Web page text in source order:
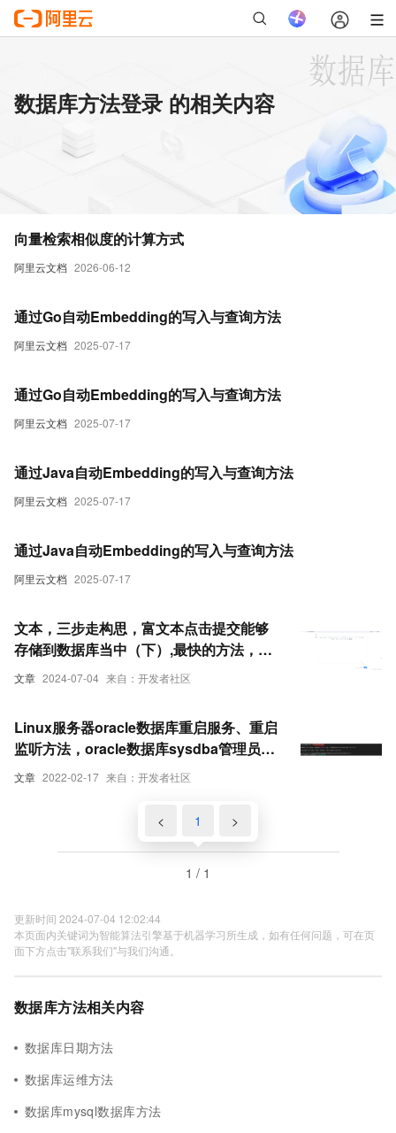
数据库方法登录 的相关内容
阿里云文档 2026-06-12
向量检索相似度的计算方式
阿里云文档 2025-07-17
通过Go自动Embedding的写入与查询方法
阿里云文档 2025-07-17
通过Go自动Embedding的写入与查询方法
阿里云文档 2025-07-17
通过Java自动Embedding的写入与查询方法
阿里云文档 2025-07-17
通过Java自动Embedding的写入与查询方法
文章 2024-07-04 来自：开发者社区
文本，三步走构思，富文本点击提交能够
存储到数据库当中（下）,最快的方法，还
是会看资料，因此会整合资料最好，直接
的
文章 2022-02-17 来自：开发者社区
Linux服务器oracle数据库重启服务、重启
监听方法，oracle数据库sysdba管理员登
录方法
< 1 >
1 / 1
更新时间 2024-07-04 12:02:44
本页面内关键词为智能算法引擎基于机器学习所生成，如有任何问题，可在页
面下方点击"联系我们"与我们沟通。
数据库方法相关内容
数据库日期方法
数据库运维方法
数据库mysql数据库方法